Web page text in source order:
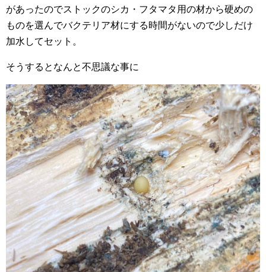
があったのでストックのシカ・フタマタ用の材から硬めの
ものを選んでバクテリア材にする時間がないので少しだけ
加水してセット。
そうするとなんと不思議な事に